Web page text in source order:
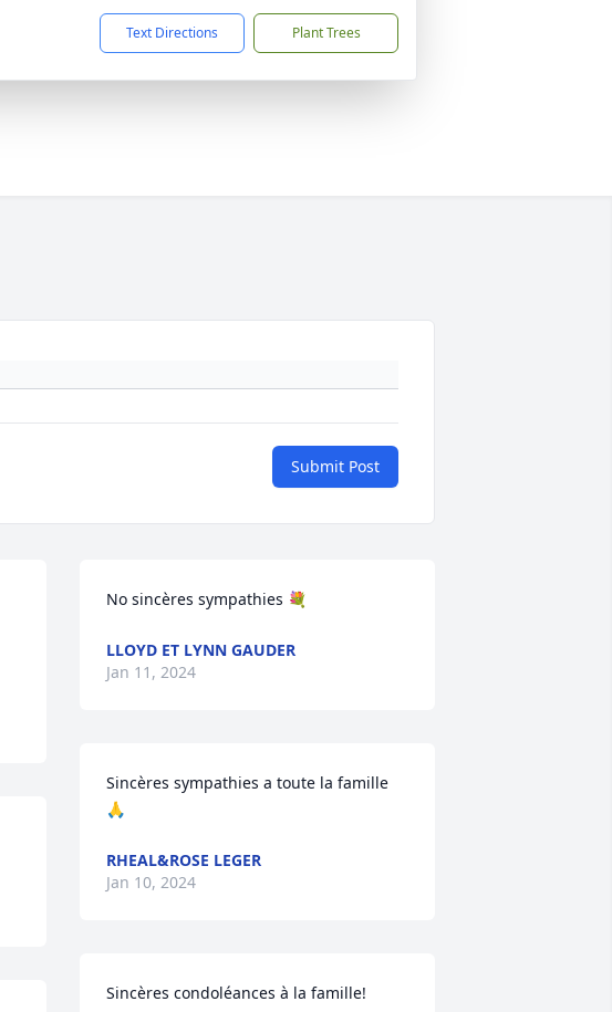
Text Directions Plant Trees
Submit Post
No sincères sympathies 💐
LLOYD ET LYNN GAUDER
Jan 11, 2024
Sincères sympathies a toute la famille
🙏
RHEAL&ROSE LEGER
Jan 10, 2024
Sincères condoléances à la famille!